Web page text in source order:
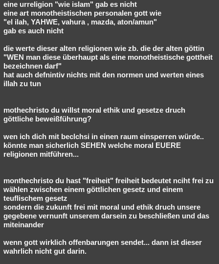
eine urreligion "wie islam" gab es nicht
eine art monotheistischen personalen gott wie
"el ilah, YAHWE, vahura , mazda, aton/amun"
gab es auch nicht
die werte dieser alten religionen wie zb. die der alten göttin
"WEN man diese überhaupt als eine monotheistische gottheit
bezeichnen darf"
hat auch defnintiv nichts mit den normen und werten eines
illah zu tun
mothechristo du willst moral ethik und gesetze druch
göttliche beweißführung?
wen ich dich mit beclchsi in einen raum einsperren würde..
könnte man sicherlich SEHEN welche moral EUERE
religionen mitführen...
monthechristo du hast "freiheit" freiheit bedeutet nciht frei zu
wählen zwischen einem göttlichen gesetz und einem
teuflischem gesetz
sondern die zukunft frei mit moral und ethik druch unsere
gegebene vernunft unserem darsein zu beschließen und das
miteinander
wenn gott wirklich offenbarungen sendet... dann ist dieser
wahrlich nicht gut darin.